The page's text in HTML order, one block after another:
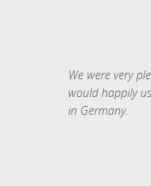
We were very
would happily
in Germany.